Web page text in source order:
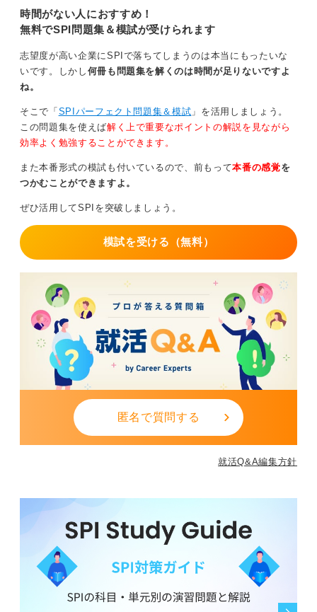
時間がない人におすすめ！
無料でSPI問題集＆模試が受けられます
志望度が高い企業にSPIで落ちてしまうのは本当にもったいな
いです。しかし 何冊も問題集を解くのは時間が足りないですよ
ね。
そこで「 SPIパーフェクト問題集＆模試 」を活用しましょう。
この問題集を使えば解く上で重要なポイントの解説を見ながら
効率よく勉強することができます。
また本番形式の模試も付いているので、前もって本番の感覚を
つかむことができますよ。
ぜひ活用してSPIを突破しましょう。
模試を受ける（無料）
匿名で質問する
就活Q&A編集方針